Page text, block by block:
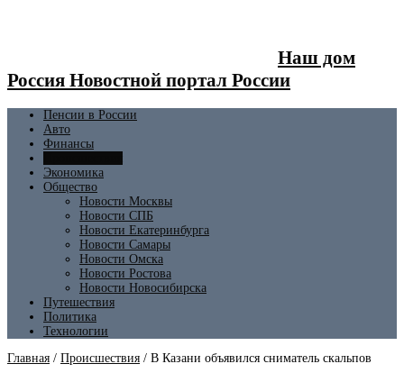
Наш дом
Россия Новостной портал России
Пенсии в России
Авто
Финансы
Экономика
Общество
Новости Москвы
Новости СПБ
Новости Екатеринбурга
Новости Самары
Новости Омска
Новости Ростова
Новости Новосибирска
Путешествия
Политика
Технологии
Главная / Происшествия / В Казани объявился сниматель скальпов